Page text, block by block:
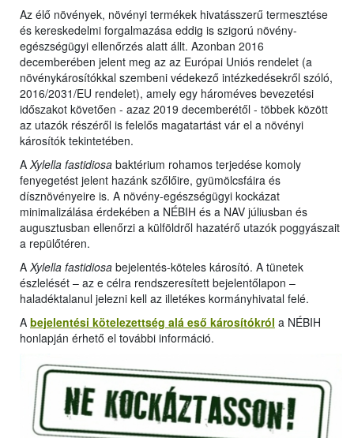
Az élő növények, növényi termékek hivatásszerű termesztése
és kereskedelmi forgalmazása eddig is szigorú növény-
egészségügyi ellenőrzés alatt állt. Azonban 2016
decemberében jelent meg az az Európai Uniós rendelet (a
növénykárosítókkal szembeni védekező intézkedésekről szóló,
2016/2031/EU rendelet), amely egy hároméves bevezetési
időszakot követően - azaz 2019 decemberétől - többek között
az utazók részéről is felelős magatartást vár el a növényi
károsítók tekintetében.
A Xylella fastidiosa baktérium rohamos terjedése komoly
fenyegetést jelent hazánk szőlőire, gyümölcsfáira és
dísznövényeire is. A növény-egészségügyi kockázat
minimalizálása érdekében a NÉBIH és a NAV júliusban és
augusztusban ellenőrzi a külföldről hazatérő utazók poggyászait
a repülőtéren.
A Xylella fastidiosa bejelentés-köteles károsító. A tünetek
észlelését – az e célra rendszeresített bejelentőlapon –
haladéktalanul jelezni kell az illetékes kormányhivatal felé.
A bejelentési kötelezettség alá eső károsítókról a NÉBIH
honlapján érhető el további információ.